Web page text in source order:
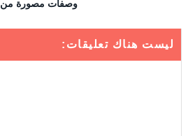
وصفات مصورة من
ليست هناك تعليقات: